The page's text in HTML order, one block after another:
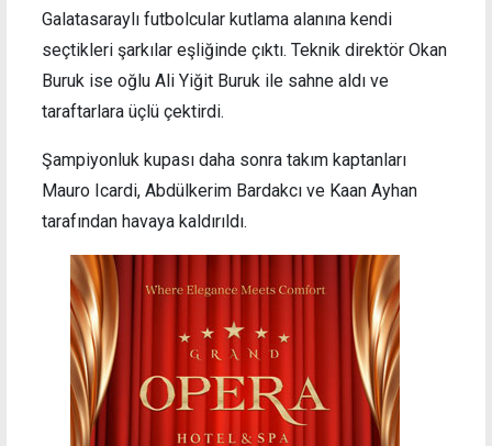
Galatasaraylı futbolcular kutlama alanına kendi
seçtikleri şarkılar eşliğinde çıktı. Teknik direktör Okan
Buruk ise oğlu Ali Yiğit Buruk ile sahne aldı ve
taraftarlara üçlü çektirdi.
Şampiyonluk kupası daha sonra takım kaptanları
Mauro Icardi, Abdülkerim Bardakcı ve Kaan Ayhan
tarafından havaya kaldırıldı.